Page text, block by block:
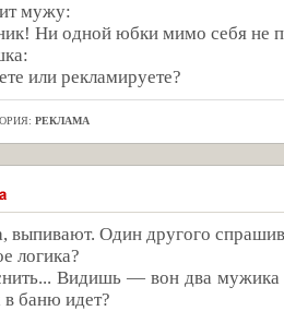
мужу:
Ни одной юбки мимо себя не
или рекламируете?
РЕКЛАМА
выпивают. Один другого
логика?
Видишь — вон два мужика
баню идет?